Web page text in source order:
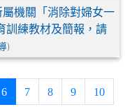
機關「消除對婦女一
訓練教材及簡報，請
)
6(current)
7 8 9 10